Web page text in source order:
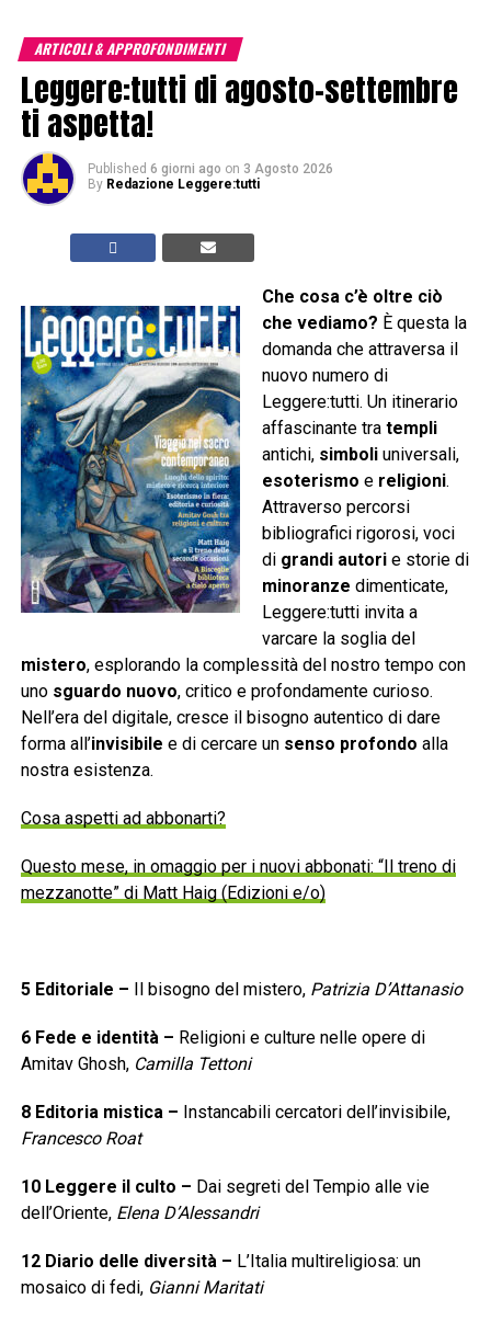
ARTICOLI & APPROFONDIMENTI
Leggere:tutti di agosto-settembre
ti aspetta!
Published 6 giorni ago on 3 Agosto 2026
By Redazione Leggere:tutti
Che cosa c’è oltre ciò
che vediamo? È questa la
domanda che attraversa il
nuovo numero di
Leggere:tutti. Un itinerario
affascinante tra templi
antichi, simboliuniversali,
esoterismo e religioni.
Attraverso percorsi
bibliografici rigorosi, voci
di grandi autorie storie di
minoranze dimenticate,
Leggere:tutti invita a
varcare la soglia del
mistero, esplorando la complessità del nostro tempo con
uno sguardo nuovo, critico e profondamente curioso.
Nell’era del digitale, cresce il bisogno autentico di dare
forma all’invisibile e di cercare un senso profondo alla
nostra esistenza.
Cosa aspetti ad abbonarti?
Questo mese, in omaggio per i nuovi abbonati: “Il treno di
mezzanotte” di Matt Haig (Edizioni e/o)
5 Editoriale – Il bisogno del mistero, Patrizia D’Attanasio
6 Fede e identità– Religioni e culture nelle opere di
Amitav Ghosh, Camilla Tettoni
8 Editoria mistica– Instancabili cercatori dell’invisibile,
Francesco Roat
10 Leggere il culto – Dai segreti del Tempio alle vie
dell’Oriente, Elena D’Alessandri
12 Diario delle diversità– L’Italia multireligiosa: un
mosaico di fedi, Gianni Maritati